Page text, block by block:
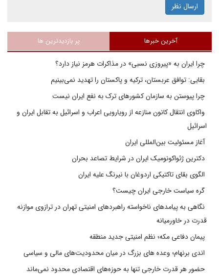
ارسال نظر
آخرین خبرها پر بازدیدترین ها
چرا ایران به «پیروزی نسبی» در مذاکرات هرمز نیاز دارد؟
بقایی: توافق عربستان، ترکیه و پاکستان را تهدید نمی‌بینیم
چرا پیوستن به سازمان کشورهای ترک به نفع ایران نیست
واکاوی انتقال کانون منازعه از رویارویی اعراب و اسرائیل به تقابل ایران و
اسرائیل
آغاز مسئولیت بین‌المللی ایران
دکترین ژئواکونومیک ایران در شرایط تصاعد بحران
الگوی بقای تاکتیکی اردوغان با نیرنگ علیه ایران
گره سیاست خارجی ایران چیست؟
نگاهی به پیامدهای ناخواسته راهبردهای امنیتی تهران در ترازوی موازنه
قدرت در خاورمیانه
پیمان دفاعی مکه؛ نظم امنیتی جدید منطقه
اندی برنهام؛ وعده های بزرگ در میان محدودیت‌های مالی و سیاسی
حضور هر قدرت خارجی تنها به حوزه‌های اقتصادی محدود نمی‌ماند